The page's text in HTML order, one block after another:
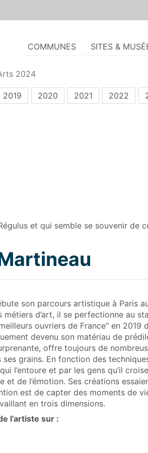
COMMUNES SITES &
2024
2019 2020 2021 2022
et qui semble se souvenir de
son parcours artistique à Paris
métiers d’art, il se perfectionne au
ouvriers de France" en 2019
devenu son matériau de
offre toujours de
ses grains. En fonction des
l’entoure et par les gens qu’il
et de l’émotion. Ses créations
est de capter des moments de
en trois dimensions.
l’artiste sur :